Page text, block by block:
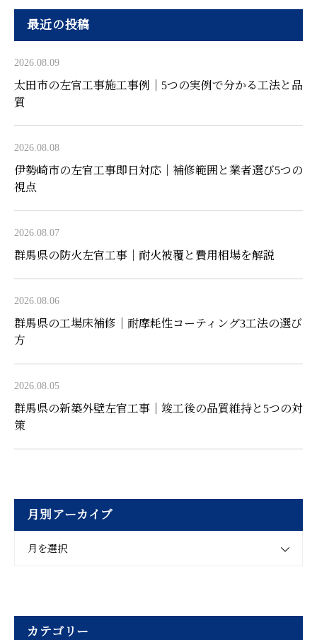
最近の投稿
2026.08.09
太田市の左官工事施工事例｜5つの実例で分かる工法と品
質
2026.08.08
伊勢崎市の左官工事即日対応｜補修範囲と業者選び5つの
視点
2026.08.07
群馬県の防火左官工事｜耐火被覆と費用相場を解説
2026.08.06
群馬県の工場床補修｜耐摩耗性コーティング3工法の選び
方
2026.08.05
群馬県の新築外壁左官工事｜竣工後の品質維持と5つの対
策
月別アーカイブ
月を選択
カテゴリー